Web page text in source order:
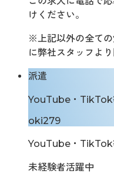
けください。
※上記以外の全て
に弊社スタッフよ
派遣
YouTube・TikTok
oki279
YouTube・TikTok
未経験者活躍中